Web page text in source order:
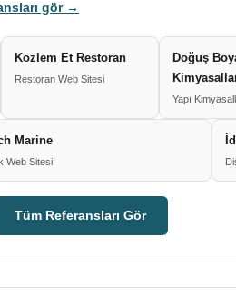
gör →
Kozlem Et Restoran
Restoran Web Sitesi
Doğuş
Yapı
Marine
Web Sitesi
Tüm Referansları Gör